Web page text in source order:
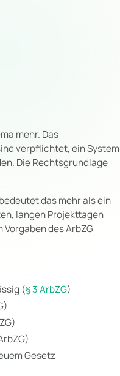
mehr. Das
verpflichtet, ein System
Die Rechtsgrundlage
das mehr als ein
langen Projekttagen
des ArbZG
(§ 3 ArbZG)
Gesetz